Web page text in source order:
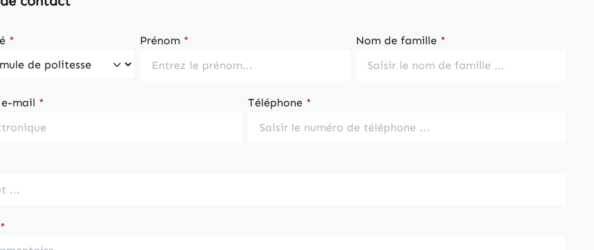
* Prénom * Nom de famille *
mail * Téléphone *
*